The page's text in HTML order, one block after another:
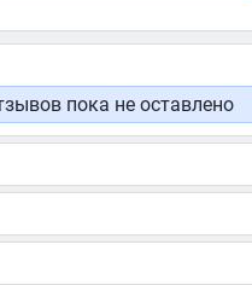
пока не оставлено